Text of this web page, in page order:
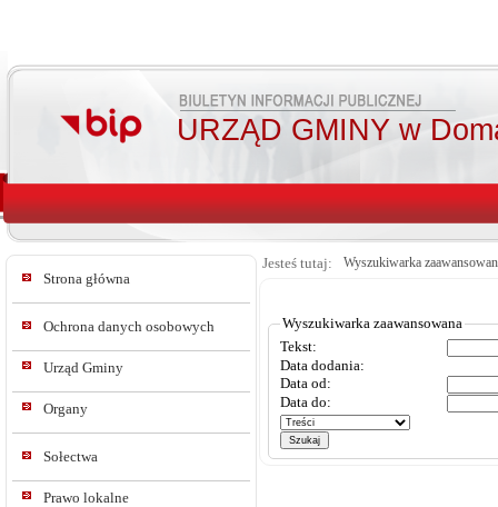
URZĄD GMINY w
Strona główna
Ochrona danych osobowych
Urząd Gminy
Organy
Sołectwa
Prawo lokalne
Jesteś tutaj: Wyszukiwarka
Wyszukiwarka zaawansowana
Tekst:
Data dodania:
Data od:
Data do: